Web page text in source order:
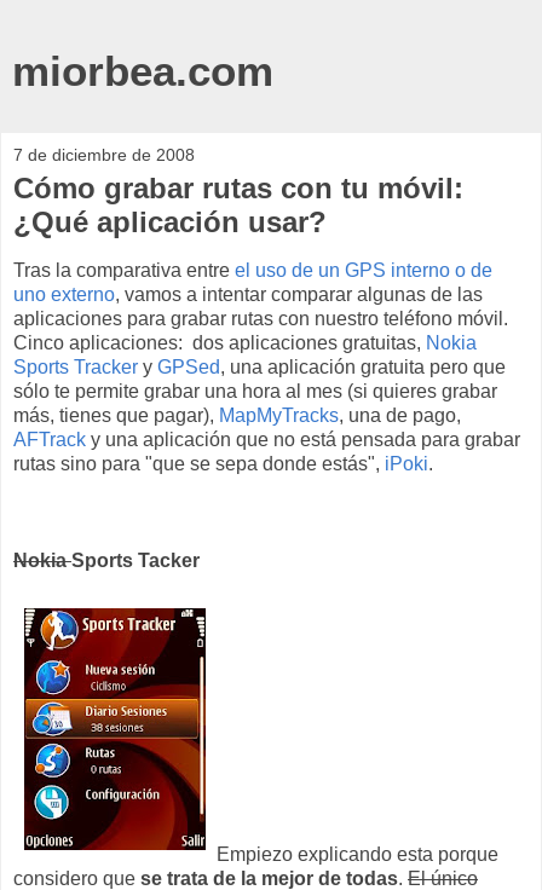
miorbea.com
7 de diciembre de 2008
Cómo grabar rutas con tu móvil:
¿Qué aplicación usar?
Tras la comparativa entre el uso de un GPS interno o de
uno externo, vamos a intentar comparar algunas de las
aplicaciones para grabar rutas con nuestro teléfono móvil.
Cinco aplicaciones: dos aplicaciones gratuitas, Nokia
Sports Tracker y GPSed, una aplicación gratuita pero que
sólo te permite grabar una hora al mes (si quieres grabar
más, tienes que pagar), MapMyTracks, una de pago,
AFTrack y una aplicación que no está pensada para grabar
rutas sino para "que se sepa donde estás", iPoki.
NokiaSports Tacker
Empiezo explicando esta porque
considero que se trata de la mejor de todas. El único